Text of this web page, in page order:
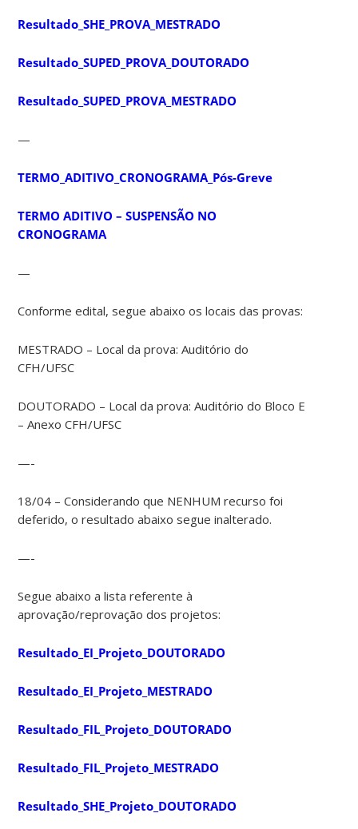
Resultado_SHE_PROVA_MESTRADO
Resultado_SUPED_PROVA_DOUTORADO
Resultado_SUPED_PROVA_MESTRADO
—
TERMO_ADITIVO_CRONOGRAMA_Pós-Greve
TERMO ADITIVO – SUSPENSÃO NO
CRONOGRAMA
—
Conforme edital, segue abaixo os locais das provas:
MESTRADO – Local da prova: Auditório do
CFH/UFSC
DOUTORADO – Local da prova: Auditório do Bloco E
– Anexo CFH/UFSC
—-
18/04 – Considerando que NENHUM recurso foi
deferido, o resultado abaixo segue inalterado.
—-
Segue abaixo a lista referente à
aprovação/reprovação dos projetos:
Resultado_EI_Projeto_DOUTORADO
Resultado_EI_Projeto_MESTRADO
Resultado_FIL_Projeto_DOUTORADO
Resultado_FIL_Projeto_MESTRADO
Resultado_SHE_Projeto_DOUTORADO